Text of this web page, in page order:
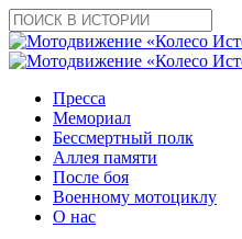
Skip
to
main
Close
Search
search
Menu
Пресса
Мемориал
Бессмертный полк
Аллея памяти
После боя
Военному мотоциклу
О нас